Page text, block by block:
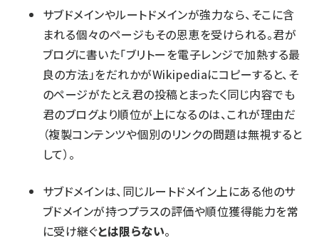
サブドメインやルートドメインが強力なら、そこに含
まれる個々のページもその恩恵を受けられる。君が
ブログに書いた「ブリトーを電子レンジで加熱する最
良の方法」をだれかがWikipediaにコピーすると、そ
のページがたとえ君の投稿とまったく同じ内容でも
君のブログより順位が上になるのは、これが理由だ
（複製コンテンツや個別のリンクの問題は無視すると
して）。
サブドメインは、同じルートドメイン上にある他のサ
ブドメインが持つプラスの評価や順位獲得能力を常
に受け継ぐとは限らない。